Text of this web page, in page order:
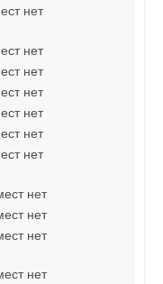
нет
нет
нет
нет
нет
нет
нет
нет
нет
нет
нет